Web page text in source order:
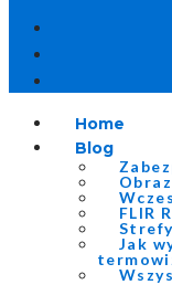
Home
Blog
FLIR
Jak